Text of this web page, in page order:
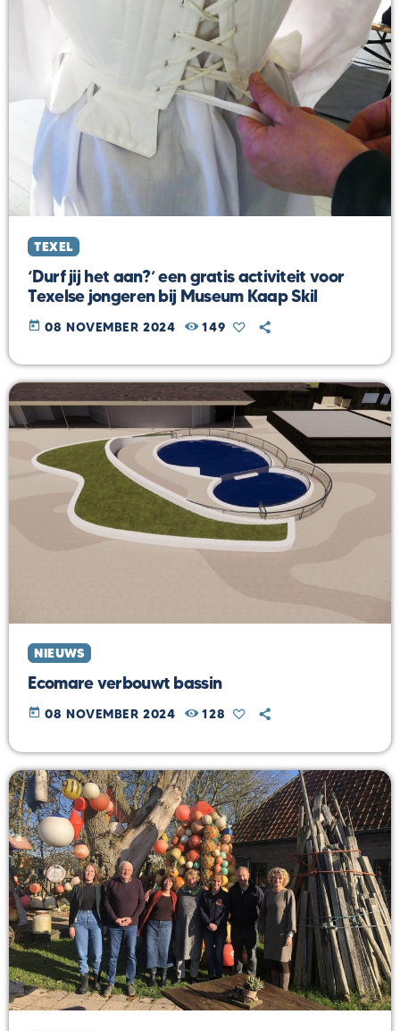
TEXEL
‘Durf jij het aan?’ een gratis activiteit voor
Texelse jongeren bij Museum Kaap Skil
today 08 NOVEMBER 2024 149
NIEUWS
Ecomare verbouwt bassin
today 08 NOVEMBER 2024 128